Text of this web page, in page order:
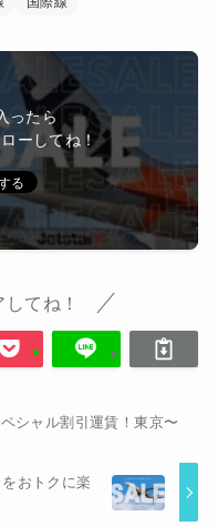
ったら
ーしてね！
てね！
シャル割引運賃！東京〜
おトクに楽